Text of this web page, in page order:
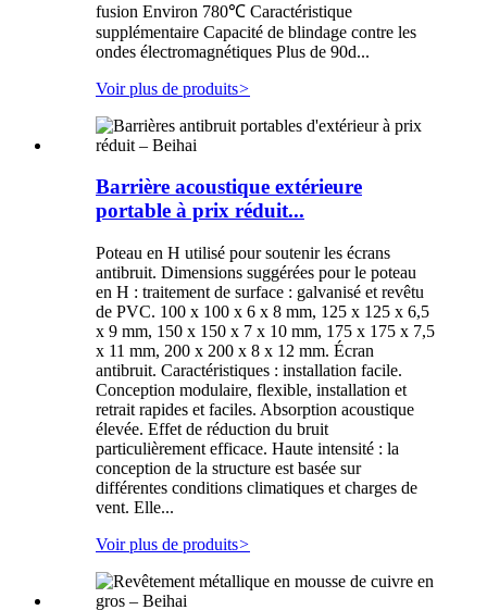
fusion Environ 780℃ Caractéristique
supplémentaire Capacité de blindage contre les
ondes électromagnétiques Plus de 90d...
Voir plus de produits>
Barrière acoustique extérieure
portable à prix réduit...
Poteau en H utilisé pour soutenir les écrans
antibruit. Dimensions suggérées pour le poteau
en H : traitement de surface : galvanisé et revêtu
de PVC. 100 x 100 x 6 x 8 mm, 125 x 125 x 6,5
x 9 mm, 150 x 150 x 7 x 10 mm, 175 x 175 x 7,5
x 11 mm, 200 x 200 x 8 x 12 mm. Écran
antibruit. Caractéristiques : installation facile.
Conception modulaire, flexible, installation et
retrait rapides et faciles. Absorption acoustique
élevée. Effet de réduction du bruit
particulièrement efficace. Haute intensité : la
conception de la structure est basée sur
différentes conditions climatiques et charges de
vent. Elle...
Voir plus de produits>